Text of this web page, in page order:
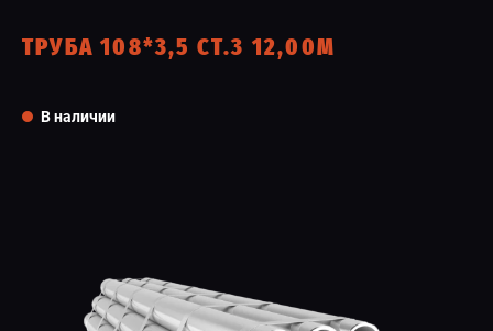
УСЛУГИ
ТРУБА 108*3,5 СТ.3 12,00М
В наличии